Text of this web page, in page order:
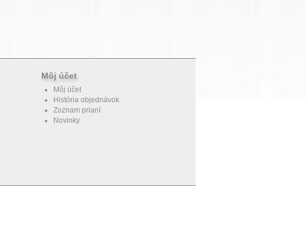
Môj účet
Môj účet
História objednávok
Zoznam prianí
Novinky